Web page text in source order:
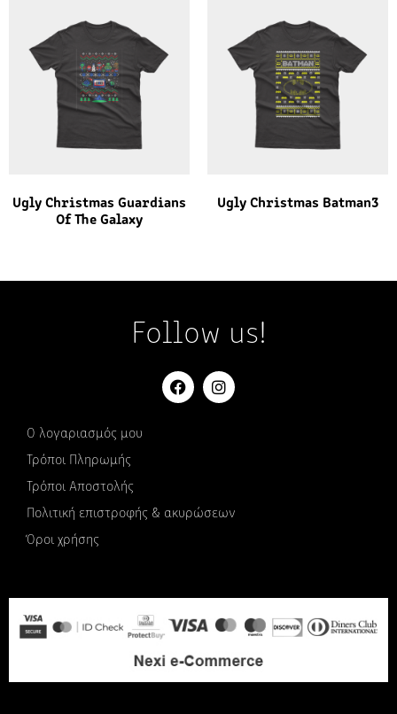
Ugly Christmas Guardians
Of The Galaxy
Ugly Christmas Batman3
Follow us!
Ο λογαριασμός μου
Τρόποι Πληρωμής
Τρόποι Αποστολής
Πολιτική επιστροφής & ακυρώσεων
Όροι χρήσης